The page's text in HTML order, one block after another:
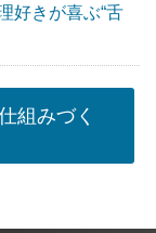
好きが喜ぶ“舌
組みづく